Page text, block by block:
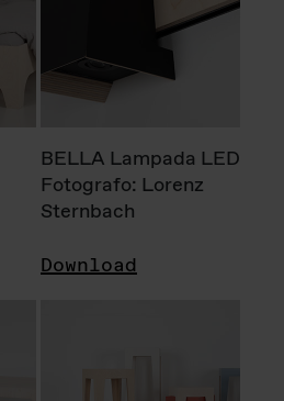
BELLA Lampada LED
Fotografo: Lorenz
Sternbach
Download